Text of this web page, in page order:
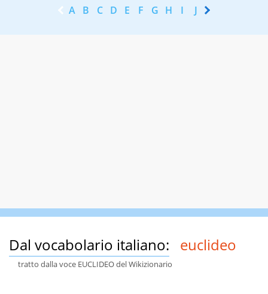
A B C D E F G H I J K
Dal vocabolario italiano: euclideo
tratto dalla voce EUCLIDEO del Wikizionario